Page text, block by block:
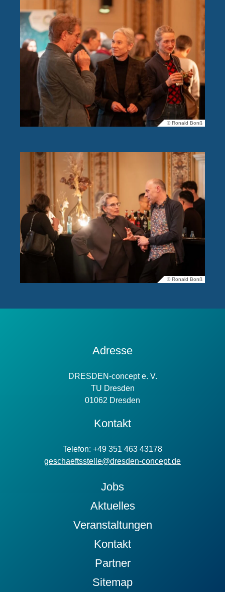
© Ronald Bonß
© Ronald Bonß
Adresse
DRESDEN-concept e. V.
TU Dresden
01062 Dresden
Kontakt
Telefon: +49 351 463 43178
geschaeftsstelle@dresden-concept.de
Jobs
Aktuelles
Veranstaltungen
Kontakt
Partner
Sitemap